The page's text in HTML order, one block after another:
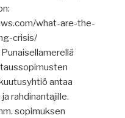
what-are-the-
crisis/
antaa
rahdinantajille.
sopimuksen